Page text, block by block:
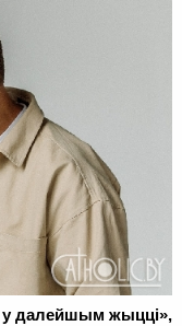
у далейшым жыцці»,